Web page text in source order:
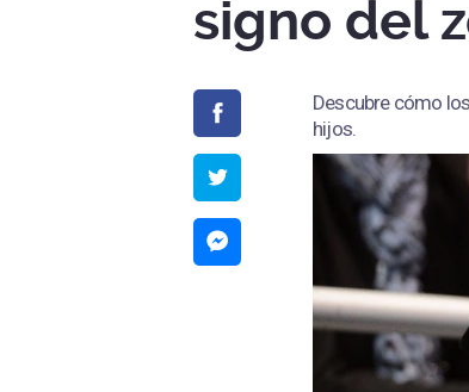
signo del
Descubre cómo
hijos.